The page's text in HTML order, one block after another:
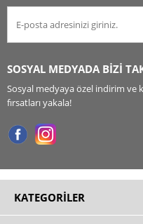
SOSYAL MEDYADA BİZİ
Sosyal medyaya özel indirim ve
fırsatları yakala!
KATEGORILER